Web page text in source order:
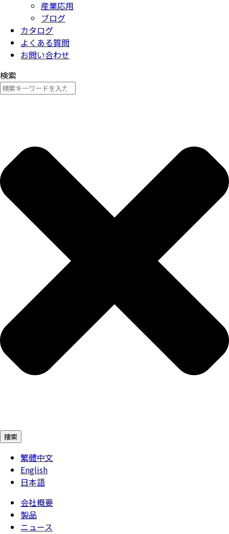
産業応用
ブログ
カタログ
よくある質問
お問い合わせ
検索
捜索
繁體中文
English
日本語
会社概要
製品
ニュース